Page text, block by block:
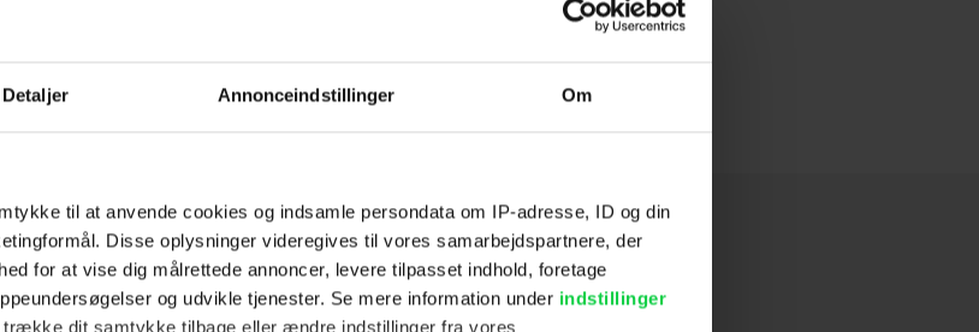
Detaljer Annonceindstillinger Om
til at anvende cookies og indsamle persondata om IP-adresse, ID og din
Disse oplysninger videregives til vores samarbejdspartnere, der
for at vise dig målrettede annoncer, levere tilpasset indhold, foretage
og udvikle tjenester. Se mere information under indstillinger
dit samtykke tilbage eller ændre indstillinger fra vores
Hold dig opdateret
Send